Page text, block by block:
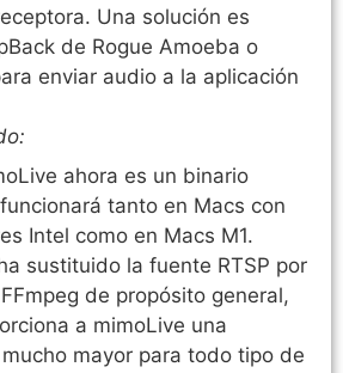
Una solución es
de Rogue Amoeba o
enviar audio a la aplicación
ahora es un binario
tanto en Macs con
Intel como en Macs M1.
sustituido la fuente RTSP por
de propósito general,
a mimoLive una
mayor para todo tipo de